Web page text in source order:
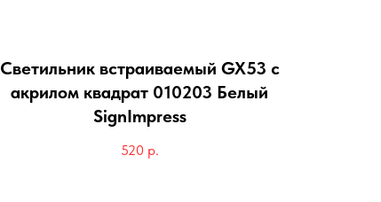
Светильник встраиваемый GX53 с
акрилом квадрат 010203 Белый
SignImpress
520 р.